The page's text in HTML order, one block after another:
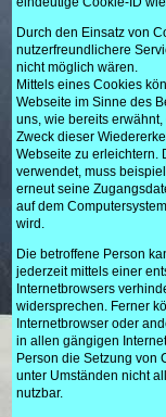
Durch den Einsatz von
nutzerfreundlichere
nicht möglich wären.
Mittels eines Cookies
Webseite im Sinne des
uns, wie bereits
Zweck dieser
Webseite zu erleichtern.
verwendet, muss
erneut seine
auf dem
wird.
Die betroffene Person
jederzeit mittels einer
Internetbrowsers
widersprechen. Ferner
Internetbrowser oder
in allen gängigen
Person die Setzung von
unter Umständen nicht
nutzbar.